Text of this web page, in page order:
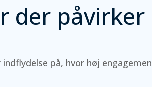
der påvirker
indflydelse på, hvor høj